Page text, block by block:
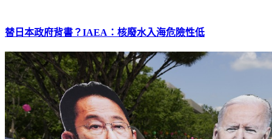
替日本政府背書？IAEA：核廢水入海危險性低